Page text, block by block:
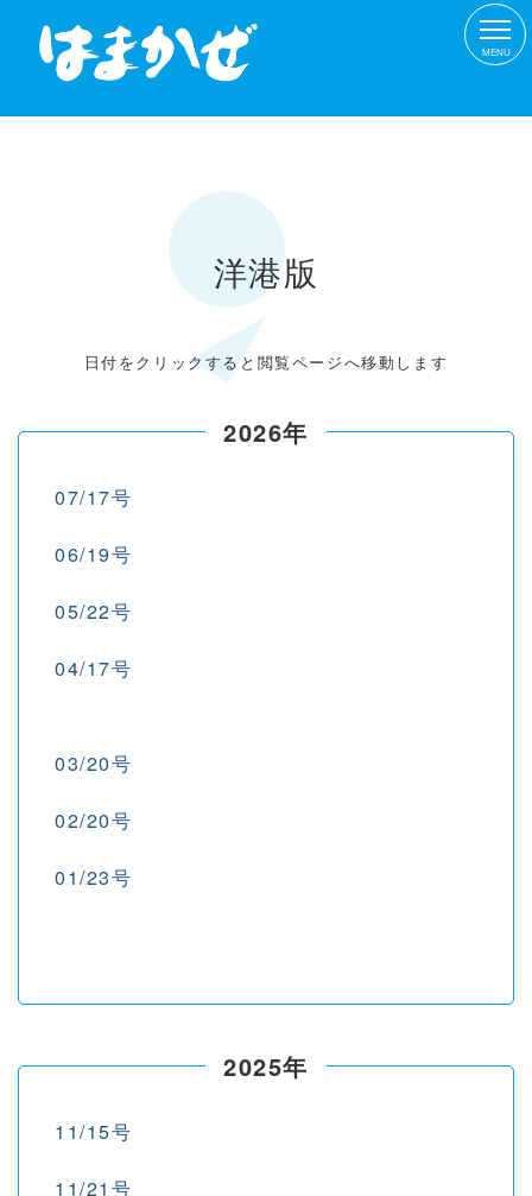
MENU
洋港版
日付をクリックすると閲覧ページへ移動します
2026年
07/17号
06/19号
05/22号
04/17号
03/20号
02/20号
01/23号
2025年
11/15号
11/21号